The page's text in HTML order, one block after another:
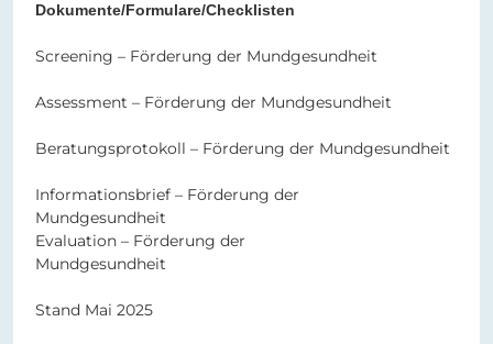
Dokumente/Formulare/Checklisten
Screening – Förderung der Mundgesundheit
Assessment – Förderung der Mundgesundheit
Beratungsprotokoll – Förderung der Mundgesundheit
Informationsbrief – Förderung der
Mundgesundheit
Evaluation – Förderung der
Mundgesundheit
Stand Mai 2025